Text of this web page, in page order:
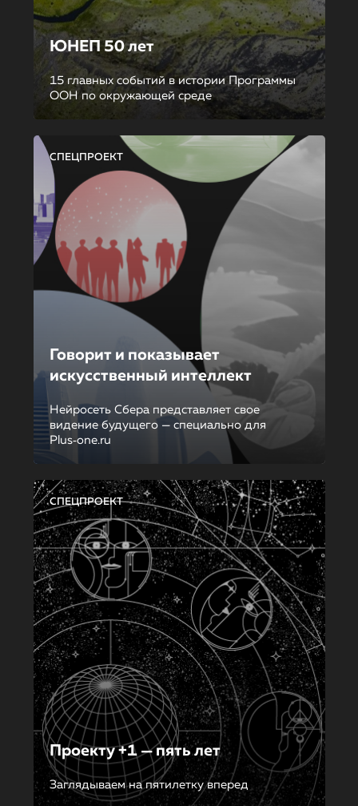
ЮНЕП 50 лет
15 главных событий в истории Программы
ООН по окружающей среде
СПЕЦПРОЕКТ
Говорит и показывает
искусственный интеллект
Нейросеть Сбера представляет свое
видение будущего — специально для
Plus‑one.ru
СПЕЦПРОЕКТ
Проекту +1 — пять лет
Заглядываем на пятилетку вперед